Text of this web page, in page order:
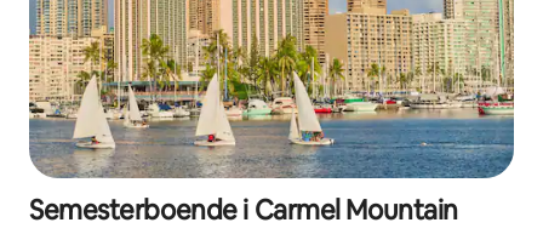
Semesterboende i Carmel Mountain